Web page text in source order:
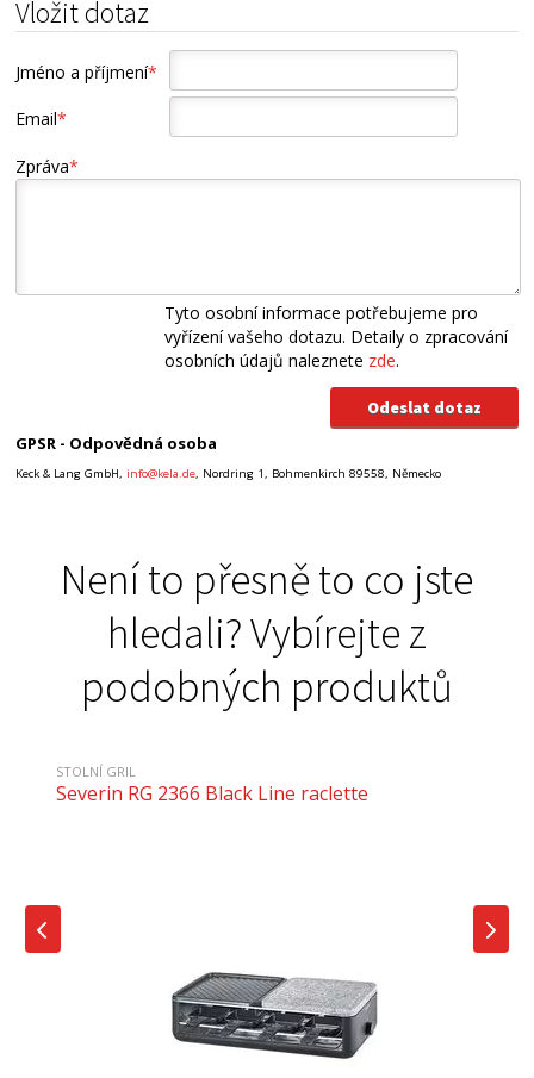
Vložit dotaz
Jméno a příjmení*
Email*
Zpráva*
Tyto osobní informace potřebujeme pro
vyřízení vašeho dotazu. Detaily o zpracování
osobních údajů naleznete zde.
GPSR - Odpovědná osoba
Keck & Lang GmbH, info@kela.de, Nordring 1, Bohmenkirch 89558, Německo
Není to přesně to co jste
hledali? Vybírejte z
podobných produktů
STOLNÍ GRIL
Severin RG 2366 Black Line raclette